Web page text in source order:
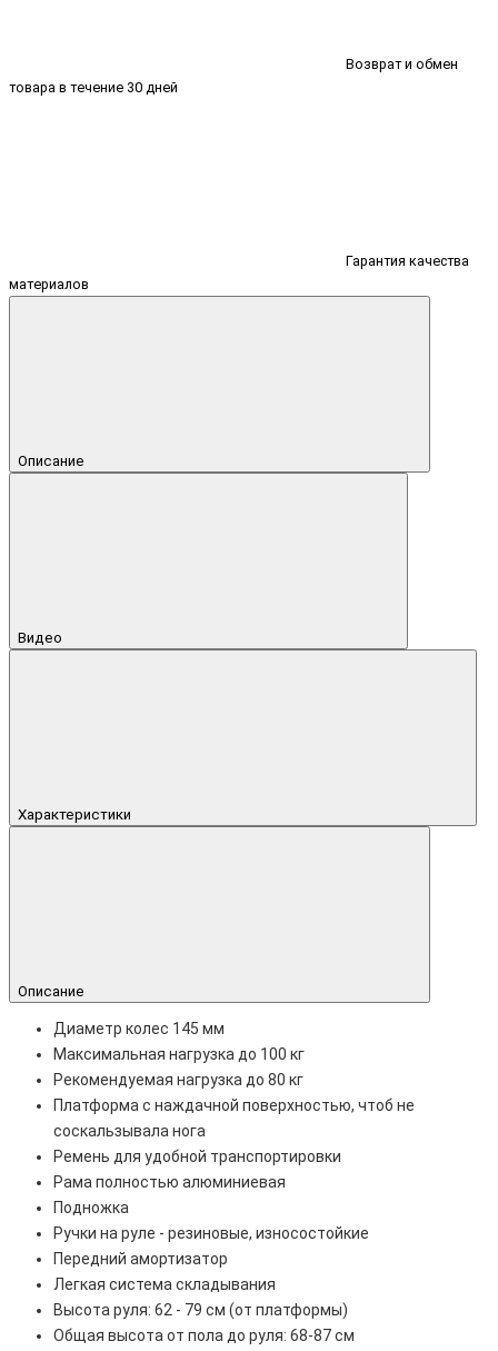
Возврат и обмен
товара в течение 30 дней
Гарантия качества
материалов
Описание
Видео
Характеристики
Описание
Диаметр колес 145 мм
Максимальная нагрузка до 100 кг
Рекомендуемая нагрузка до 80 кг
Платформа с наждачной поверхностью, чтоб не
соскальзывала нога
Ремень для удобной транспортировки
Рама полностью алюминиевая
Подножка
Ручки на руле - резиновые, износостойкие
Передний амортизатор
Легкая система складывания
Высота руля: 62 - 79 см (от платформы)
Общая высота от пола до руля: 68-87 см